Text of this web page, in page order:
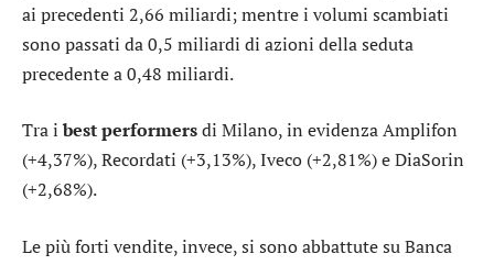
ai precedenti 2,66 miliardi; mentre i volumi scambiati
sono passati da 0,5 miliardi di azioni della seduta
precedente a 0,48 miliardi.
Tra ibest performersdi Milano, in evidenzaAmplifon
(+4,37%),Recordati (+3,13%),Iveco (+2,81%) eDiaSorin
(+2,68%).
Le più forti vendite, invece, si sono abbattute suBanca